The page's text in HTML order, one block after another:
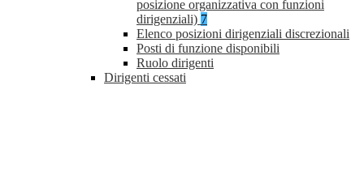
posizione organizzativa con funzioni
dirigenziali) 7
Elenco posizioni dirigenziali discrezionali
Posti di funzione disponibili
Ruolo dirigenti
Dirigenti cessati